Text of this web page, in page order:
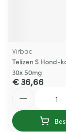
Virbac
Telizen S Hond-
30x 50mg
€ 36,66